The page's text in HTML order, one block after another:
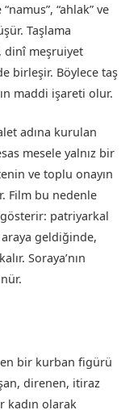
“ahlak” ve
Taşlama
dinî meşruiyet
birleşir. Böylece taş
maddi işareti olur.
adına kurulan
mesele yalnız bir
ve toplu onayın
Film bu nedenle
patriyarkal
geldiğinde,
Soraya’nın
bir kurban figürü
direnen, itiraz
kadın olarak